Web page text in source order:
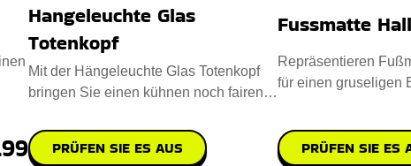
Hangeleuchte Glas
Totenkopf
Mit der Hängeleuchte Glas Totenkopf
bringen Sie einen kühnen noch fairen
PRÜFEN SIE ES AUS
Fussmatte
Repräsentieren
für einen gruseligen
PRÜFEN SIE ES